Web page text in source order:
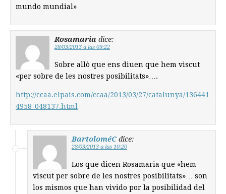
mundo mundial»
Rosamaria dice:
28/03/2013 a las 09:22
Sobre allò que ens diuen que hem viscut
«per sobre de les nostres posibilitats»….
http://ccaa.elpais.com/ccaa/2013/03/27/catalunya/136441
4958_048137.html
BartoloméC dice:
28/03/2013 a las 10:20
Los que dicen Rosamaria que «hem
viscut per sobre de les nostres posibilitats»… son
los mismos que han vivido por la posibilidad del